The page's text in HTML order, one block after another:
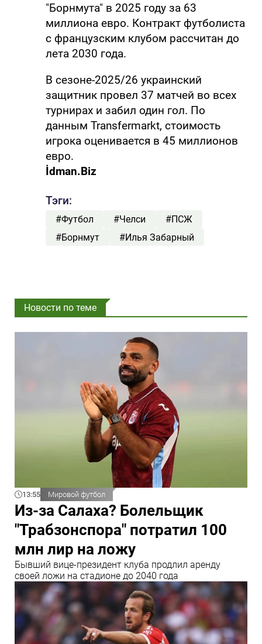
"Борнмута" в 2025 году за 63
миллиона евро. Контракт футболиста
с французским клубом рассчитан до
лета 2030 года.
В сезоне-2025/26 украинский
защитник провел 37 матчей во всех
турнирах и забил один гол. По
данным Transfermarkt, стоимость
игрока оценивается в 45 миллионов
евро.
İdman.Biz
Тэги:
#Футбол #Челси
#ПСЖ
#Борнмут
#Илья Забарный
Новости по теме
13:55 Мировой футбол
Из-за Салаха? Болельщик
"Трабзонспора" потратил 100
млн лир на ложу
Бывший вице-президент клуба продлил аренду
своей ложи на стадионе до 2040 года